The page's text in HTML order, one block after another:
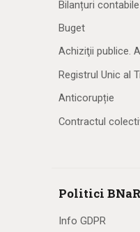
Bilanțuri contabile
Buget
Achiziţii publice.
Registrul Unic al
Anticorupție
Contractul
Politici BNaR
Info GDPR